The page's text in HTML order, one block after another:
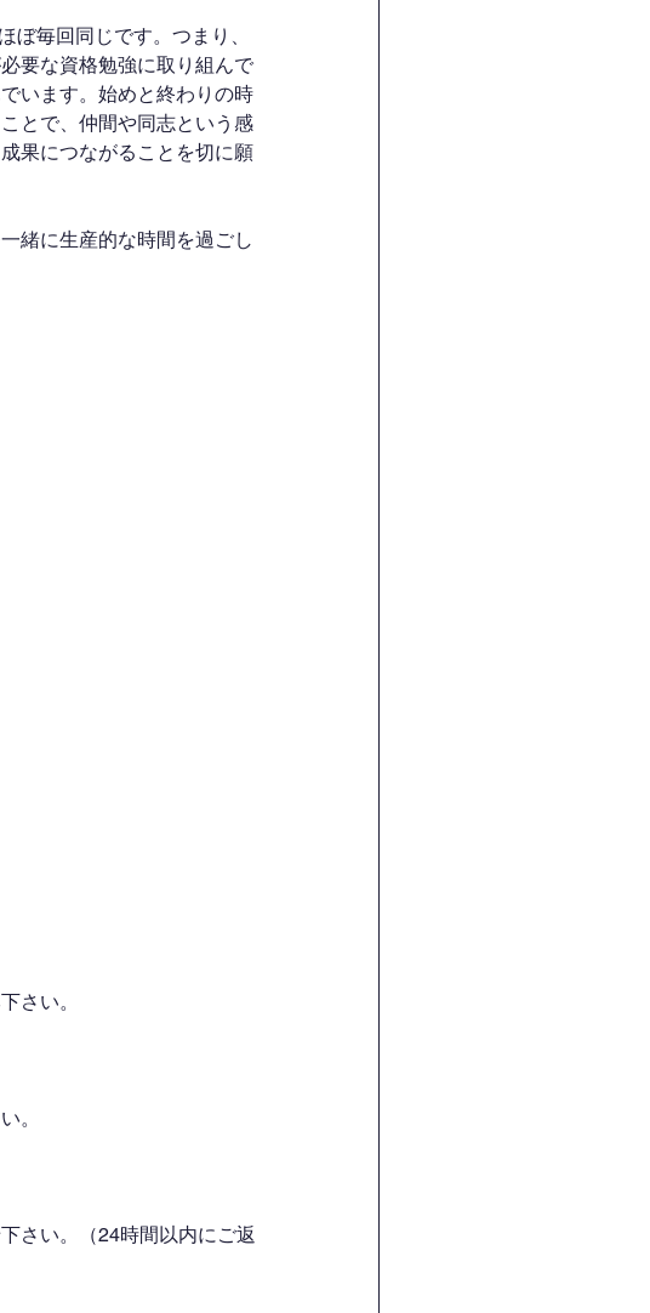
毎回同じです。つまり、
要な資格勉強に取り組んで
います。始めと終わりの時
とで、仲間や同志という感
果につながることを切に願
緒に生産的な時間を過ごし
さい。
。
さい。（24時間以内にご返